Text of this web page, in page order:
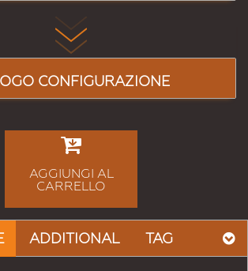
CONFIGURAZIONE
AGGIUNGI AL
CARRELLO
ADDITIONAL TAG